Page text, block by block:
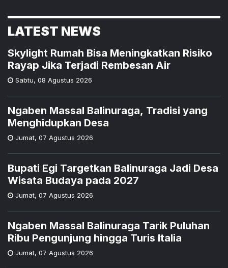
LATEST NEWS
Skylight Rumah Bisa Meningkatkan Risiko
Rayap Jika Terjadi Rembesan Air
Sabtu, 08 Agustus 2026
Ngaben Massal Balinuraga, Tradisi yang
Menghidupkan Desa
Jumat, 07 Agustus 2026
Bupati Egi Targetkan Balinuraga Jadi Desa
Wisata Budaya pada 2027
Jumat, 07 Agustus 2026
Ngaben Massal Balinuraga Tarik Puluhan
Ribu Pengunjung hingga Turis Italia
Jumat, 07 Agustus 2026